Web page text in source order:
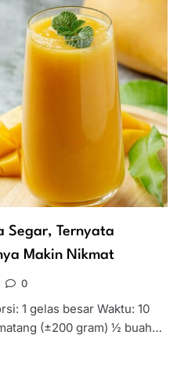
Segar, Ternyata
Makin Nikmat
0
1 gelas besar Waktu: 10
(±200 gram) ½ buah…